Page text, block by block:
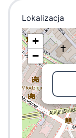
Lokalizacja
+
−